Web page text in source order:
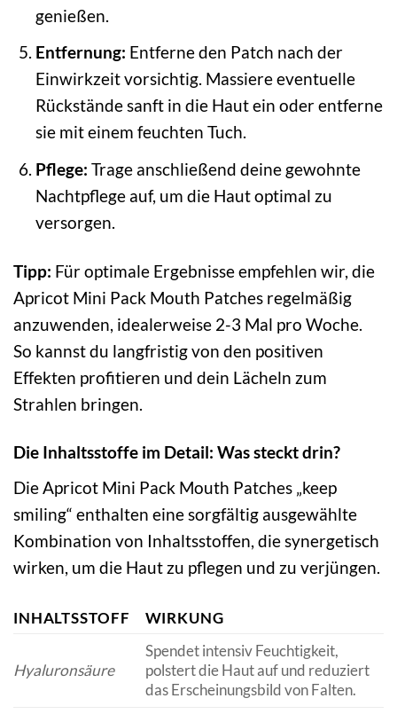
genießen.
Entfernung: Entferne den Patch nach der
Einwirkzeit vorsichtig. Massiere eventuelle
Rückstände sanft in die Haut ein oder entferne
sie mit einem feuchten Tuch.
Pflege: Trage anschließend deine gewohnte
Nachtpflege auf, um die Haut optimal zu
versorgen.
Tipp: Für optimale Ergebnisse empfehlen wir, die
Apricot Mini Pack Mouth Patches regelmäßig
anzuwenden, idealerweise 2-3 Mal pro Woche.
So kannst du langfristig von den positiven
Effekten profitieren und dein Lächeln zum
Strahlen bringen.
Die Inhaltsstoffe im Detail: Was steckt drin?
Die Apricot Mini Pack Mouth Patches „keep
smiling“ enthalten eine sorgfältig ausgewählte
Kombination von Inhaltsstoffen, die synergetisch
wirken, um die Haut zu pflegen und zu verjüngen.
INHALTSSTOFF WIRKUNG
Hyaluronsäure
Spendet intensiv Feuchtigkeit,
polstert die Haut auf und reduziert
das Erscheinungsbild von Falten.